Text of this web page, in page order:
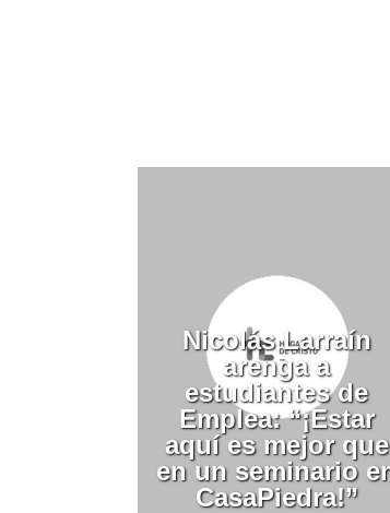
Nicolás Larraín
arenga a
estudiantes de
Emplea: “¡Estar
aquí es mejor que
en un seminario
CasaPiedra!”